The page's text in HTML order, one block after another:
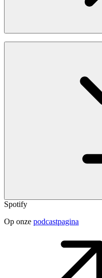
Spotify
Op onze podcastpagina